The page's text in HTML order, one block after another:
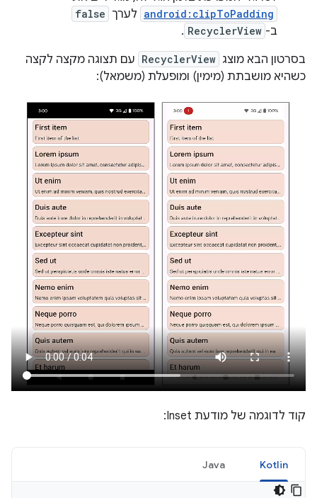
android:clipToPadding לערך false
ב- RecyclerView
.
בסרטון הבא מוצג RecyclerView עם תצוגה מקצה לקצה
כשהיא מושבתת (מימין) ומופעלת (משמאל):
קוד לדוגמה של מודעת Inset:
Kotlin
Java